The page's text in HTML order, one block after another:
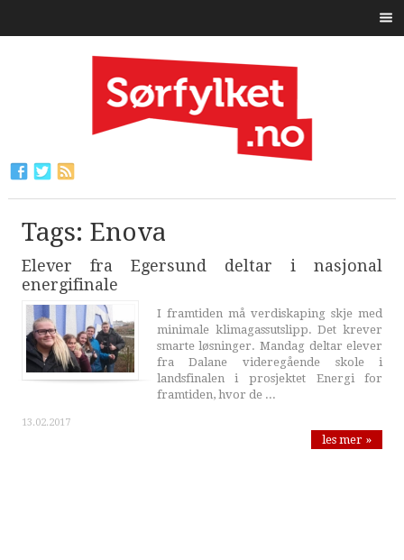
Tags: Enova
Elever fra Egersund deltar i nasjonal
energifinale
I framtiden må verdiskaping skje med
minimale klimagassutslipp. Det krever
smarte løsninger. Mandag deltar elever
fra Dalane videregående skole i
landsfinalen i prosjektet Energi for
framtiden, hvor de ...
13.02.2017
les mer »